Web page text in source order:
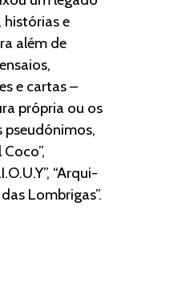
histórias e
além de
e cartas –
própria ou os
pseudónimos,
“Arqui-
Lombrigas”.